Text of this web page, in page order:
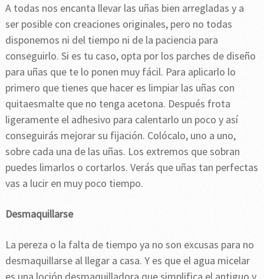
A todas nos encanta llevar las uñas bien arregladas y a
ser posible con creaciones originales, pero no todas
disponemos ni del tiempo ni de la paciencia para
conseguirlo. Si es tu caso, opta por los parches de diseño
para uñas que te lo ponen muy fácil. Para aplicarlo lo
primero que tienes que hacer es limpiar las uñas con
quitaesmalte que no tenga acetona. Después frota
ligeramente el adhesivo para calentarlo un poco y así
conseguirás mejorar su fijación. Colócalo, uno a uno,
sobre cada una de las uñas. Los extremos que sobran
puedes limarlos o cortarlos. Verás que uñas tan perfectas
vas a lucir en muy poco tiempo.
Desmaquillarse
La pereza o la falta de tiempo ya no son excusas para no
desmaquillarse al llegar a casa. Y es que el agua micelar
es una loción desmaquilladora que simplifica el antiguo y